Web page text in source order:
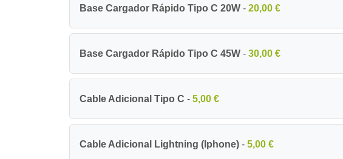
Base Cargador Rápido Tipo C 20W - 20,00 €
Base Cargador Rápido Tipo C 45W - 30,00 €
Cable Adicional Tipo C - 5,00 €
Cable Adicional Lightning (Iphone) - 5,00 €